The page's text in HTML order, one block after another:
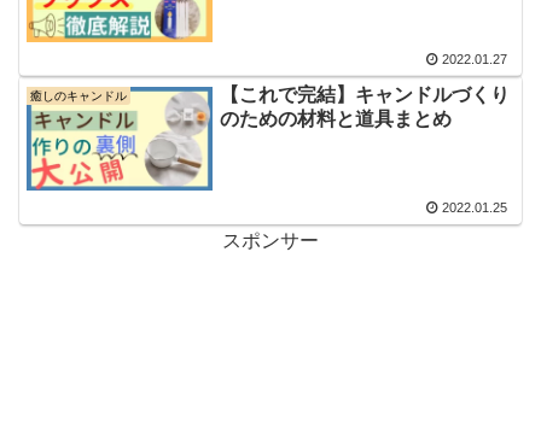
2022.01.27
癒しのキャンドル
【これで完結】キャンドルづくり
のための材料と道具まとめ
2022.01.25
スポンサー